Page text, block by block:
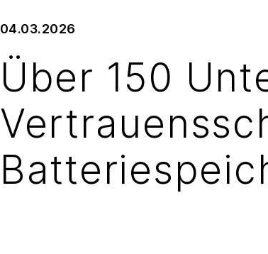
04.03.2026
Über 150